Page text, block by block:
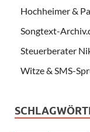
Hochheimer &
Songtext-
Steuerberater
Witze & SMS-